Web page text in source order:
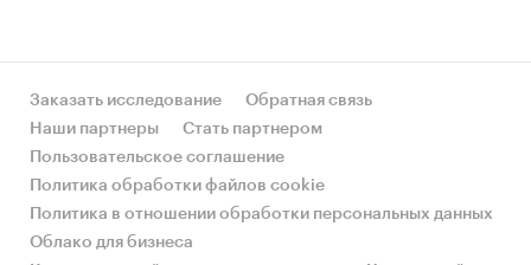
Заказать исследование
Обратная связь
Наши партнеры
Стать партнером
Пользовательское соглашение
Политика обработки файлов cookie
Политика в отношении обработки персональных данных
Облако для бизнеса